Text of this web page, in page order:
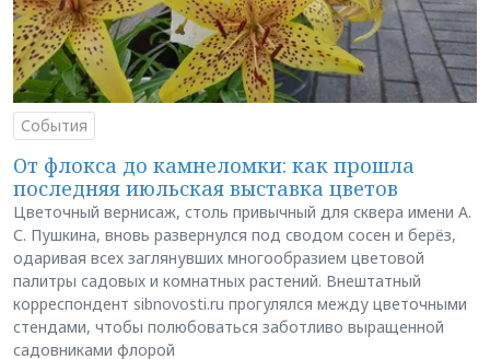
События
От флокса до камнеломки: как прошла
последняя июльская выставка цветов
Цветочный вернисаж, столь привычный для сквера имени А.
С. Пушкина, вновь развернулся под сводом сосен и берёз,
одаривая всех заглянувших многообразием цветовой
палитры садовых и комнатных растений. Внештатный
корреспондент sibnovosti.ru прогулялся между цветочными
стендами, чтобы полюбоваться заботливо выращенной
садовниками флорой